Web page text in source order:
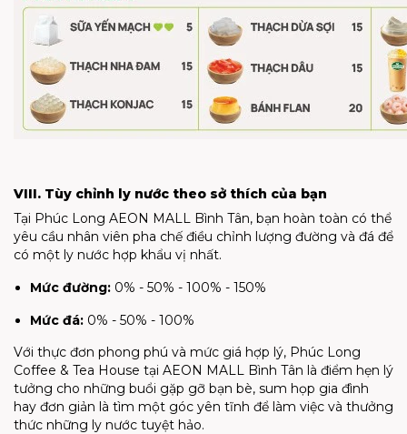
VIII. Tùy chỉnh ly nước theo sở thích của bạn
Tại Phúc Long AEON MALL Bình Tân, bạn hoàn toàn có thể
yêu cầu nhân viên pha chế điều chỉnh lượng đường và đá để
có một ly nước hợp khẩu vị nhất.
Mức đường: 0% - 50% - 100% - 150%
Mức đá: 0% - 50% - 100%
Với thực đơn phong phú và mức giá hợp lý, Phúc Long
Coffee & Tea House tại AEON MALL Bình Tân là điểm hẹn lý
tưởng cho những buổi gặp gỡ bạn bè, sum họp gia đình
hay đơn giản là tìm một góc yên tĩnh để làm việc và thưởng
thức những ly nước tuyệt hảo.